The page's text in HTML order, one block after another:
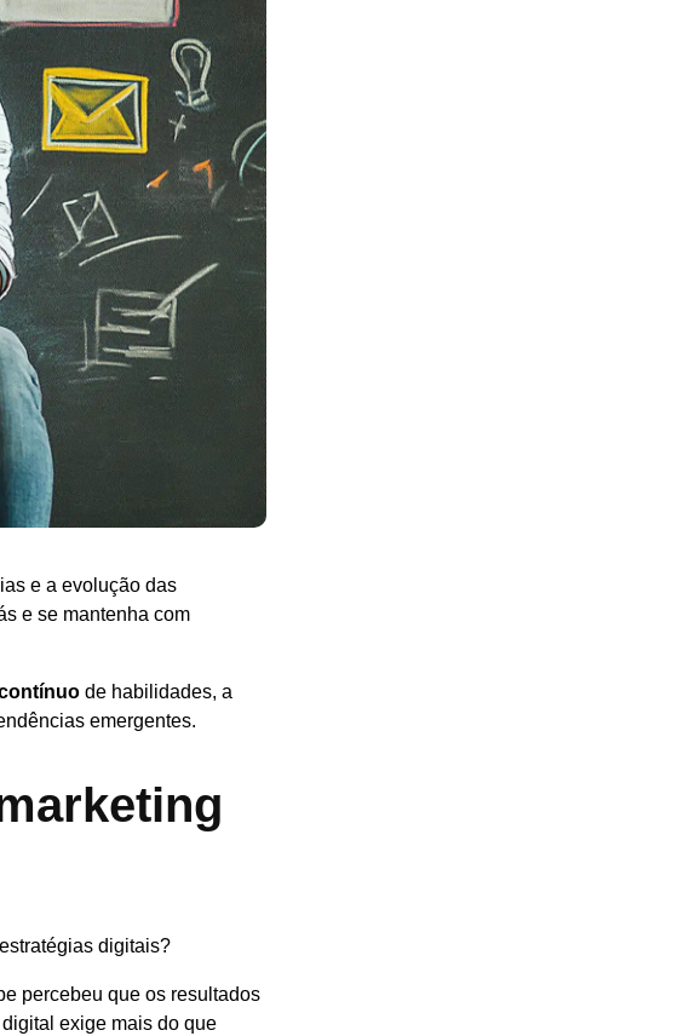
e a evolução das
e se mantenha com
de habilidades, a
emergentes.
digitais?
percebeu que os resultados
exige mais do que